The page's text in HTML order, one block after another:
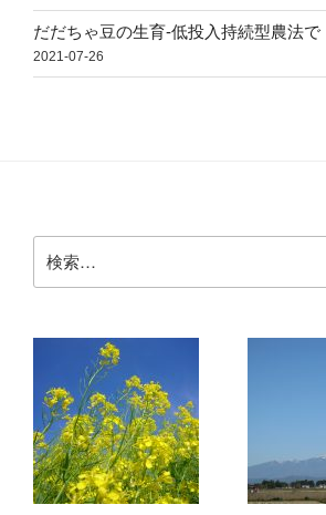
だだちゃ豆の生育-低投入持続型農法で
2021-07-26
索: